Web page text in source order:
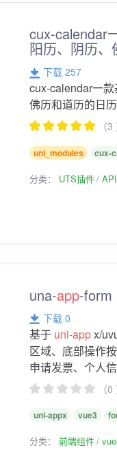
cux-calendar
阳历、阴历
下载 257
cux-calendar一
佛历和道历的日
（
uni_modules cux-
分类： UTS插件
una-app-form
下载 0
基于 uni-appx/
区域、底部操作
申请发票、个人
（
uni-appx vue3
分类：前端组件